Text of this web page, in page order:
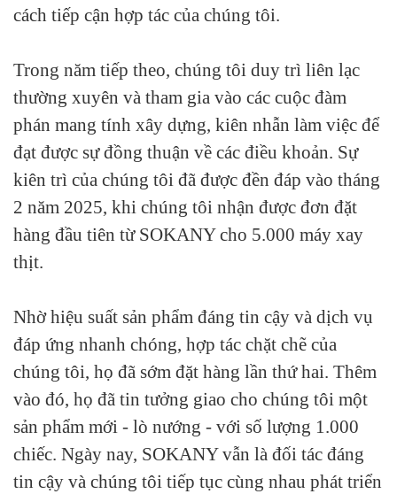
cách tiếp cận hợp tác của chúng tôi.
Trong năm tiếp theo, chúng tôi duy trì liên lạc
thường xuyên và tham gia vào các cuộc đàm
phán mang tính xây dựng, kiên nhẫn làm việc để
đạt được sự đồng thuận về các điều khoản. Sự
kiên trì của chúng tôi đã được đền đáp vào tháng
2 năm 2025, khi chúng tôi nhận được đơn đặt
hàng đầu tiên từ SOKANY cho 5.000 máy xay
thịt.
Nhờ hiệu suất sản phẩm đáng tin cậy và dịch vụ
đáp ứng nhanh chóng, hợp tác chặt chẽ của
chúng tôi, họ đã sớm đặt hàng lần thứ hai. Thêm
vào đó, họ đã tin tưởng giao cho chúng tôi một
sản phẩm mới - lò nướng - với số lượng 1.000
chiếc. Ngày nay, SOKANY vẫn là đối tác đáng
tin cậy và chúng tôi tiếp tục cùng nhau phát triển